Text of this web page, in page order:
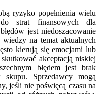
ryzyko popełnienia wielu
strat finansowych dla
jest niedoszacowanie
na temat aktualnych
kierują się emocjami lub
akceptacją niskiej
błędem jest brak
Sprzedawcy mogą
jeśli nie poświęcą czasu na